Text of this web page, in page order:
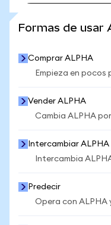
Formas de usar
Comprar ALPHA
Empieza en pocos
Vender ALPHA
Cambia ALPHA
Intercambiar ALPHA
Intercambia
Predecir
Opera con ALPHA